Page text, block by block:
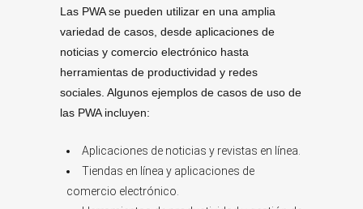
Las PWA se pueden utilizar en una amplia
variedad de casos, desde aplicaciones de
noticias y comercio electrónico hasta
herramientas de productividad y redes
sociales. Algunos ejemplos de casos de uso de
las PWA incluyen:
Aplicaciones de noticias y revistas en línea.
Tiendas en línea y aplicaciones de
comercio electrónico.